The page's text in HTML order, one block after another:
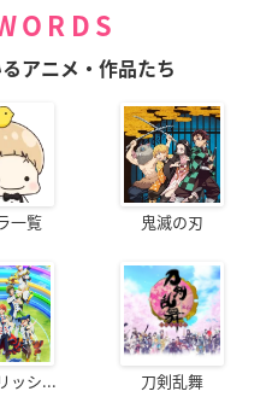
アニメ・作品たち
一覧 鬼滅の刃
ッシ... 刀剣乱舞